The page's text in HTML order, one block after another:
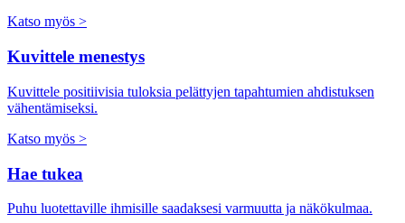
Katso myös >
Kuvittele menestys
Kuvittele positiivisia tuloksia pelättyjen tapahtumien ahdistuksen
vähentämiseksi.
Katso myös >
Hae tukea
Puhu luotettaville ihmisille saadaksesi varmuutta ja näkökulmaa.